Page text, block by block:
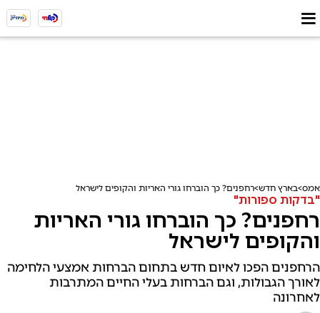
אמס בארץ חדש רחפנים? כך הוברחו גורי האריות והקופים לישראל
"בדקות ספורות"
רחפנים? כך הוברחו גורי האריות
והקופים לישראל
הרחפנים הפכו לאיום חדש בתחום הברחות אמצעי הלחימה
לאורך הגבולות, וגם הברחות בעלי החיים המתרבות
לאחרונה